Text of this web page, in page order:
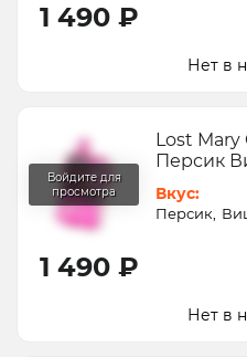
1 490 ₽
Нет в
Lost Mary
Персик
Вкус:
Персик
1 490 ₽
Нет в